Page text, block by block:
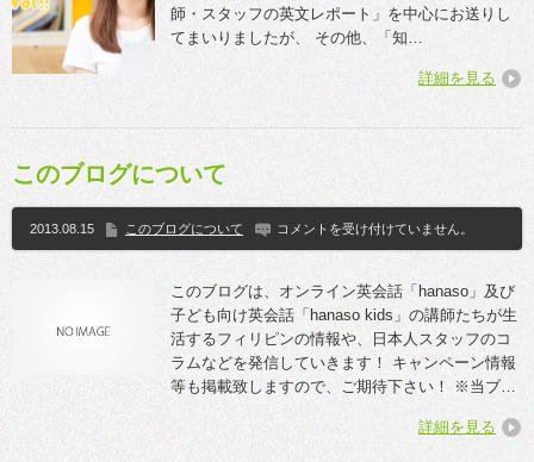
師・スタッフの英文レポート」を中心にお送りし
てまいりましたが、 その他、「知…
詳細を見る
このブログについて
2013.08.15 このブログについて コメントを受け付けていません。
このブログは、オンライン英会話「hanaso」及び
子ども向け英会話「hanaso kids」の講師たちが生
活するフィリピンの情報や、日本人スタッフのコ
ラムなどを発信していきます！ キャンペーン情報
等も掲載致しますので、ご期待下さい！ ※当ブ…
詳細を見る